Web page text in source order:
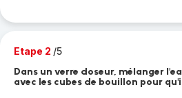
Etape 2 /5
Dans un verre doseur, mélanger
avec les cubes de bouillon pour